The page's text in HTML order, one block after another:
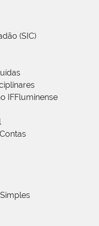
(SIC)
IFFluminense